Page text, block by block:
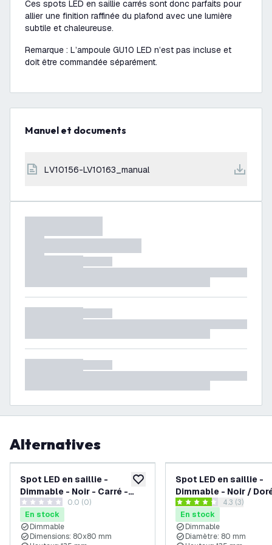
Ces spots LED en saillie carrés sont donc parfaits pour
allier une finition raffinée du plafond avec une lumière
subtile et chaleureuse.
Remarque : L’ampoule GU10 LED n’est pas incluse et
doit être commandée séparément.
Manuel et documents
LV10156-LV10163_manual
Alternatives
ajouter à la liste de souhaits
Spot LED en saillie -
Dimmable - Noir - Carré -
Raccord GU10 - 80x80 mm
0 étoiles de notation
0.0 (0)
En stock
Dimmable
Dimensions: 80x80 mm
Spot LED en saillie -
Dimmable - Noir /
Rond - Raccord
mm
ouvrir le
4.3 étoiles de notation
4.3 (3)
En stock
Dimmable
Diamètre: 80 mm